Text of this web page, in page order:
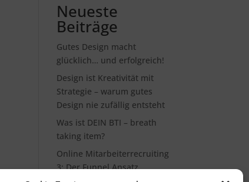
Neueste
Beiträge
Gutes Design macht
glücklich… und erfolgreich!
Design ist Kreativität mit
Strategie – warum gutes
Design nie zufällig entsteht
Was ist DEIN BTI – breath
taking item?
Online Mitarbeiterrecruiting
3: Der Funnel Ansatz